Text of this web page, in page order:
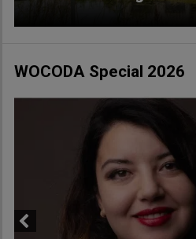
WOCODA Special 2026